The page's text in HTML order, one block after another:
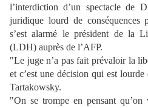
l’interdiction d’un spectacle de
juridique lourd de conséquences
s’est alarmé le président de la
(LDH) auprès de l’AFP.
"Le juge n’a pas fait prévaloir la
et c’est une décision qui est
Tartakowsky.
"On se trompe en pensant